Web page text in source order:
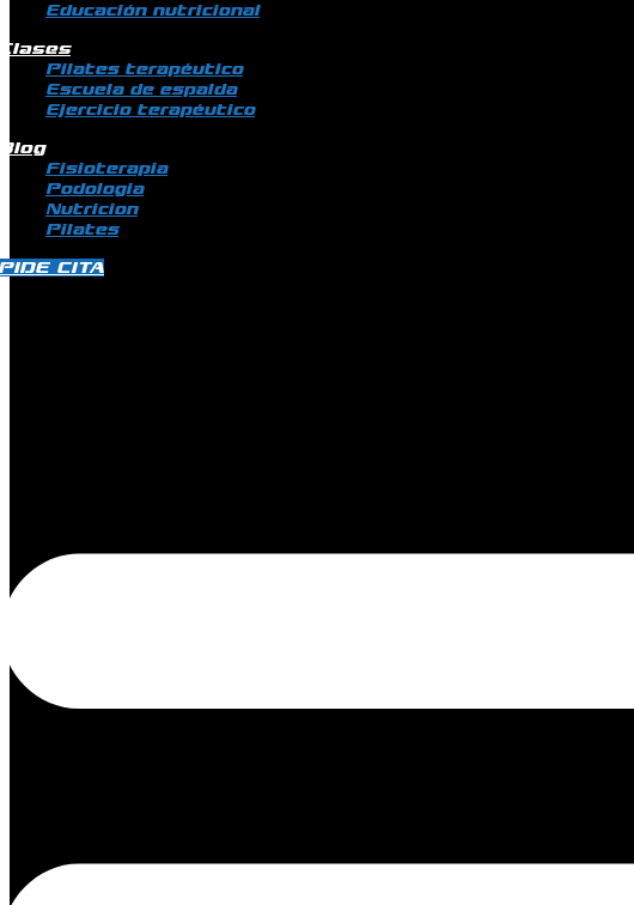
Educación nutricional
Pilates terapéutico
Escuela de espalda
Ejercicio terapéutico
Fisioterapia
Podologia
Nutricion
Pilates
CITA